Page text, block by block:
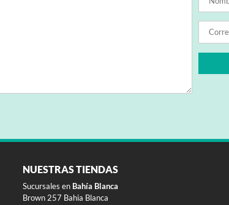
NUESTRAS TIENDAS
Sucursales en Bahía Blanca
Brown 257 Bahia Blanca